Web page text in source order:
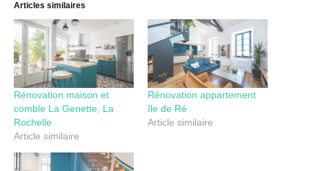
Articles similaires
Rénovation maison et
comble La Genette, La
Rochelle
Article similaire
Rénovation appartement
île de Ré
Article similaire